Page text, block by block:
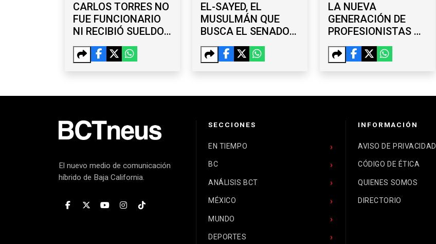
CARLOS TORRES NO
FUE FUNCIONARIO
NI RECIBIÓ SUELDO
DEL
AYUNTAMIENTO,
EL-SAYED, EL
MUSULMÁN QUE
BUSCA EL SENADO
PARA FRENAR A
TRUMP Y A LOS
LA NUEVA
GENERACIÓN DE
PROFESIONISTAS DE
BC TOMA FORMA;
MÁS DE 115 MIL
El nuevo medio de comunicación
híbrido de Baja California.
SECCIONES
EN TIEMPO
BC
ANÁLISIS BCT
MÉXICO
MUNDO
DEPORTES
INFORMACIÓN
AVISO DE PRIVACIDAD
CÓDIGO DE ÉTICA
QUIENES SOMOS
DIRECTORIO